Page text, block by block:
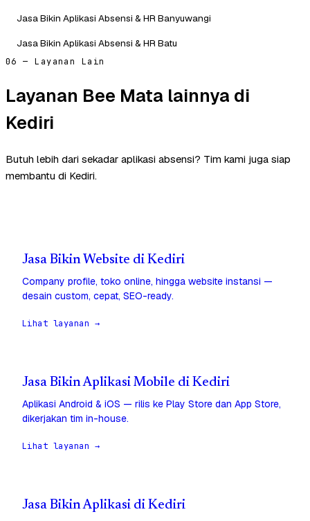
Jasa Bikin Aplikasi Absensi & HR Banyuwangi
Jasa Bikin Aplikasi Absensi & HR Batu
06 — Layanan Lain
Layanan Bee Mata lainnya di
Kediri
Butuh lebih dari sekadar aplikasi absensi? Tim kami juga siap
membantu di Kediri.
Jasa Bikin Website di Kediri
Company profile, toko online, hingga website instansi —
desain custom, cepat, SEO-ready.
Lihat layanan →
Jasa Bikin Aplikasi Mobile di Kediri
Aplikasi Android & iOS — rilis ke Play Store dan App Store,
dikerjakan tim in-house.
Lihat layanan →
Jasa Bikin Aplikasi di Kediri